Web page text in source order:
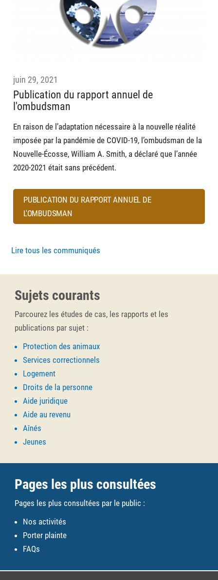
juin 29, 2021
Publication du rapport annuel de
l'ombudsman
En raison de l’adaptation nécessaire à la nouvelle réalité
imposée par la pandémie de COVID-19, l’ombudsman de la
Nouvelle-Écosse, William A. Smith, a déclaré que l’année
2020-2021 était sans précédent.
PUBLICATION DU RAPPORT ANNUEL DE
L'OMBUDSMAN
Lire tous les communiqués
Sujets courants
Parcourez les études de cas, les rapports et les
publications par sujet :
Protection des animaux
Services correctionnels
Logement
Droits de la personne
Aide juridique
Aide au revenu
Aînés
Jeunes
Pages les plus consultées
Pages les plus consultées par le public :
Nos activités
Porter plainte
FAQs